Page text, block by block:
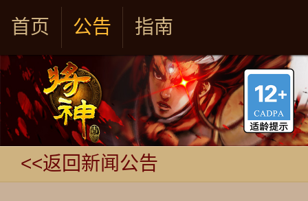
首页 公告 指南
<<返回新闻公告